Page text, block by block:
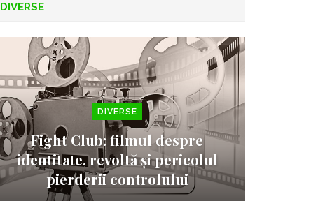
DIVERSE
DIVERSE
Fight Club: filmul despre
identitate, revoltă și pericolul
pierderii controlului